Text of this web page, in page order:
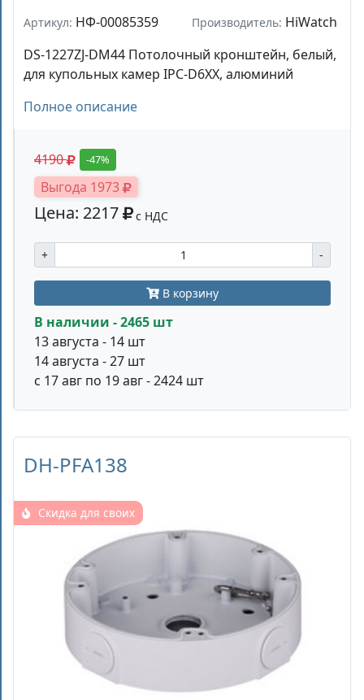
Артикул: НФ-00085359 Производитель: HiWatch
DS-1227ZJ-DM44 Потолочный кронштейн, белый,
для купольных камер IPC-D6XX, алюминий
Полное описание
4190 -47%
Выгода 1973
Цена: 2217 с НДС
+ -
В корзину
В наличии - 2465 шт
13 августа - 14 шт
14 августа - 27 шт
с 17 авг по 19 авг - 2424 шт
DH-PFA138
Скидка для своих